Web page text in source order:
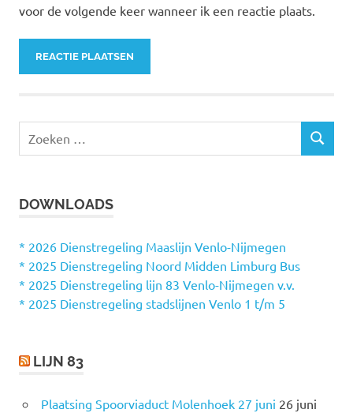
voor de volgende keer wanneer ik een reactie plaats.
e
n
a
a
r
Z
DOWNLOADS
* 2026 Dienstregeling Maaslijn Venlo-Nijmegen
* 2025 Dienstregeling Noord Midden Limburg Bus
* 2025 Dienstregeling lijn 83 Venlo-Nijmegen v.v.
* 2025 Dienstregeling stadslijnen Venlo 1 t/m 5
LIJN 83
Plaatsing Spoorviaduct Molenhoek 27 juni 26 juni